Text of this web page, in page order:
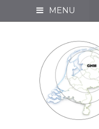
MENU